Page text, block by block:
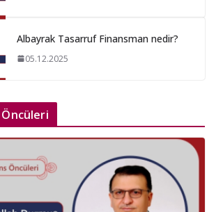
Albayrak Tasarruf Finansman nedir?
05.12.2025
Öncüleri